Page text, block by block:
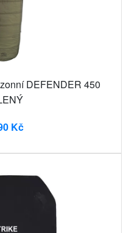
DEFENDER 450
Kč